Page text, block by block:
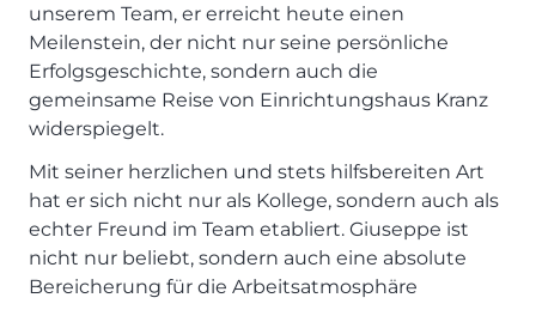
Einzelmöbel & Schuhschränke
Dielenprogramme
Couchtische
Spiegel
ALLES ANZEIGEN
JUGENDZIMMER
PROSPEKTE & KATALOGE
KONTAKT & FORMULARE
Kontakt
Beratungstermin vereinbaren
Auftragsstatus anfordern
Wunsch-Liefertermin
unserem Team, er erreicht heute einen
Meilenstein, der nicht nur seine persönliche
Erfolgsgeschichte, sondern auch die
gemeinsame Reise von Einrichtungshaus Kranz
widerspiegelt.
Mit seiner herzlichen und stets hilfsbereiten Art
hat er sich nicht nur als Kollege, sondern auch als
echter Freund im Team etabliert. Giuseppe ist
nicht nur beliebt, sondern auch eine absolute
Bereicherung für die Arbeitsatmosphäre